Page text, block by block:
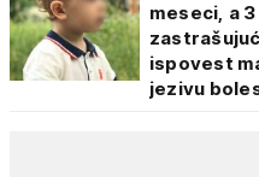
meseci, a
ispovest
jezivu